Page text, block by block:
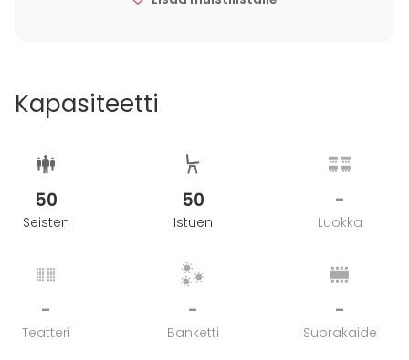
Kapasiteetti
50
Seisten
50
Istuen
-
Luokka
-
Teatteri
-
Banketti
-
Suorakaide